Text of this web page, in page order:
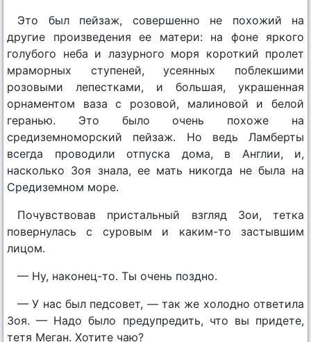
Это был пейзаж, совершенно не похожий на
другие произведения ее матери: на фоне яркого
голубого неба и лазурного моря короткий пролет
мраморных ступеней, усеянных поблекшими
розовыми лепестками, и большая, украшенная
орнаментом ваза с розовой, малиновой и белой
геранью. Это было очень похоже на
средиземноморский пейзаж. Но ведь Ламберты
всегда проводили отпуска дома, в Англии, и,
насколько Зоя знала, ее мать никогда не была на
Средиземном море.
Почувствовав пристальный взгляд Зои, тетка
повернулась с суровым и каким-то застывшим
лицом.
— Ну, наконец-то. Ты очень поздно.
— У нас был педсовет, — так же холодно ответила
Зоя. — Надо было предупредить, что вы придете,
тетя Меган. Хотите чаю?